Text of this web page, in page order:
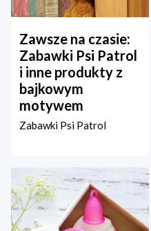
Zawsze na czasie:
Zabawki Psi Patrol
i inne produkty z
bajkowym
motywem
Zabawki Psi Patrol